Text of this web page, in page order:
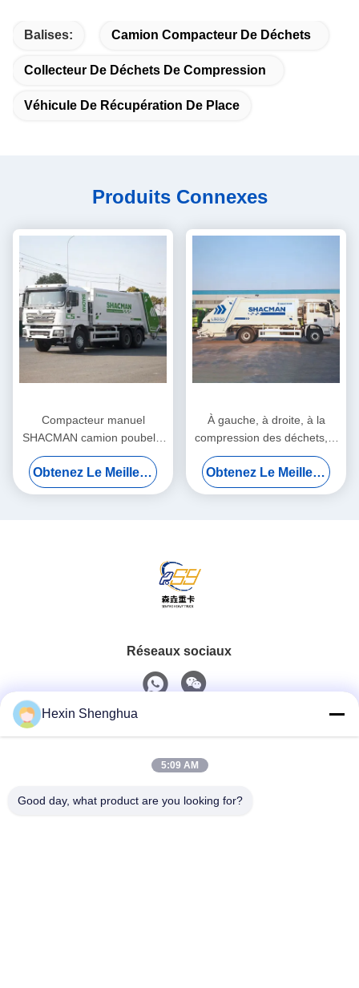
Balises: Camion Compacteur De Déchets
Collecteur De Déchets De Compression
Véhicule De Récupération De Place
Produits Connexes
Compacteur manuel
SHACMAN camion poubelle
carburant diesel Euro 2 20
tonnes routière de la ville
poubelle camion
Obtenez Le Meilleur Prix
À gauche, à droite, à la
compression des déchets, à
la compression des déchets
Obtenez Le Meilleur Prix
Réseaux sociaux
Contact rapide
0086-13579271170
Hexin Shenghua
5:09 AM
Good day, what product are you looking for?